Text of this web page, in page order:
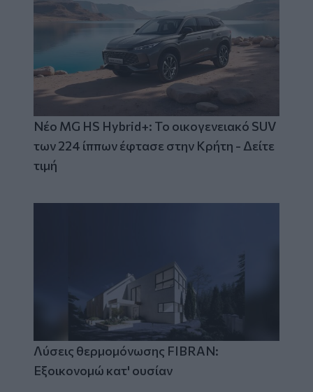
Νέο MG HS Hybrid+: Το οικογενειακό SUV
των 224 ίππων έφτασε στην Κρήτη - Δείτε
τιμή
Λύσεις θερμομόνωσης FIBRAN:
Εξοικονομώ κατ' ουσίαν